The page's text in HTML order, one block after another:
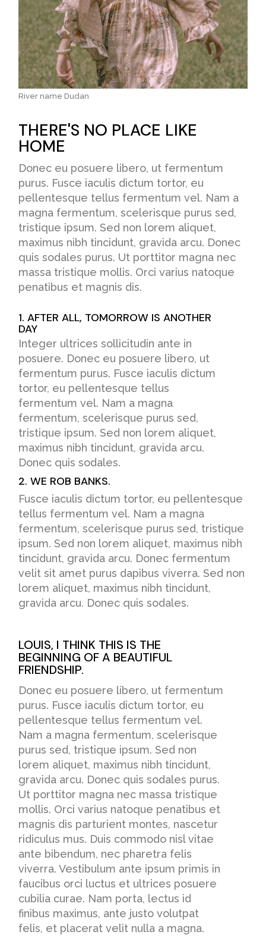
River name Dudan
THERE'S NO PLACE LIKE
HOME
Donec eu posuere libero, ut fermentum
purus. Fusce iaculis dictum tortor, eu
pellentesque tellus fermentum vel. Nam a
magna fermentum, scelerisque purus sed,
tristique ipsum. Sed non lorem aliquet,
maximus nibh tincidunt, gravida arcu. Donec
quis sodales purus. Ut porttitor magna nec
massa tristique mollis. Orci varius natoque
penatibus et magnis dis.
1. AFTER ALL, TOMORROW IS ANOTHER
DAY
Integer ultrices sollicitudin ante in
posuere. Donec eu posuere libero, ut
fermentum purus. Fusce iaculis dictum
tortor, eu pellentesque tellus
fermentum vel. Nam a magna
fermentum, scelerisque purus sed,
tristique ipsum. Sed non lorem aliquet,
maximus nibh tincidunt, gravida arcu.
Donec quis sodales.
2. WE ROB BANKS.
Fusce iaculis dictum tortor, eu pellentesque
tellus fermentum vel. Nam a magna
fermentum, scelerisque purus sed, tristique
ipsum. Sed non lorem aliquet, maximus nibh
tincidunt, gravida arcu. Donec fermentum
velit sit amet purus dapibus viverra. Sed non
lorem aliquet, maximus nibh tincidunt,
gravida arcu. Donec quis sodales.
LOUIS, I THINK THIS IS THE
BEGINNING OF A BEAUTIFUL
FRIENDSHIP.
Donec eu posuere libero, ut fermentum
purus. Fusce iaculis dictum tortor, eu
pellentesque tellus fermentum vel.
Nam a magna fermentum, scelerisque
purus sed, tristique ipsum. Sed non
lorem aliquet, maximus nibh tincidunt,
gravida arcu. Donec quis sodales purus.
Ut porttitor magna nec massa tristique
mollis. Orci varius natoque penatibus et
magnis dis parturient montes, nascetur
ridiculus mus. Duis commodo nisl vitae
ante bibendum, nec pharetra felis
viverra. Vestibulum ante ipsum primis in
faucibus orci luctus et ultrices posuere
cubilia curae. Nam porta, lectus id
finibus maximus, ante justo volutpat
felis, et placerat velit nulla a magna.